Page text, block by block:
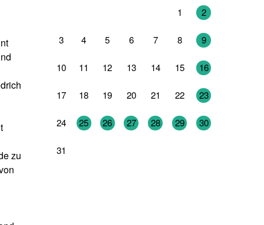
zu
1 2
3 4 5 6 7 8 9
10 11 12 13 14 15 16
17 18 19 20 21 22 23
24 25 26 27 28 29 30
31